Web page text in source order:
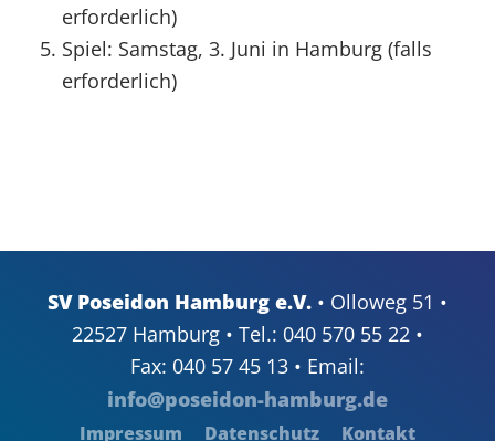
erforderlich)
Spiel: Samstag, 3. Juni in Hamburg (falls
erforderlich)
SV Poseidon Hamburg e.V. • Olloweg 51 •
22527 Hamburg • Tel.: 040 570 55 22 •
Fax: 040 57 45 13 • Email:
info@poseidon-hamburg.de
Impressum Datenschutz Kontakt